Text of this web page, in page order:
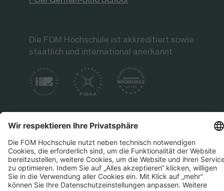
Die FOM Hochschule ist akkreditiert sowie
staatlich und international anerkannt
Datenschutz Impressum